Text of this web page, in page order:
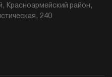
Красноармейский район,
240